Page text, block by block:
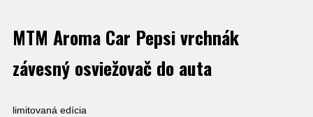
MTM Aroma Car Pepsi vrchnák
závesný osviežovač do auta
limitovaná edícia